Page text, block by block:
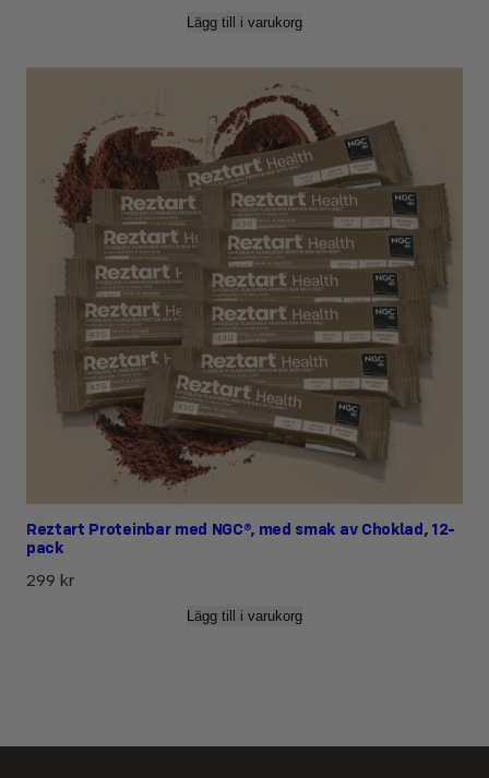
Lägg till i varukorg
Reztart Proteinbar med NGC®, med smak av Choklad, 12-
pack
299 kr
Lägg till i varukorg